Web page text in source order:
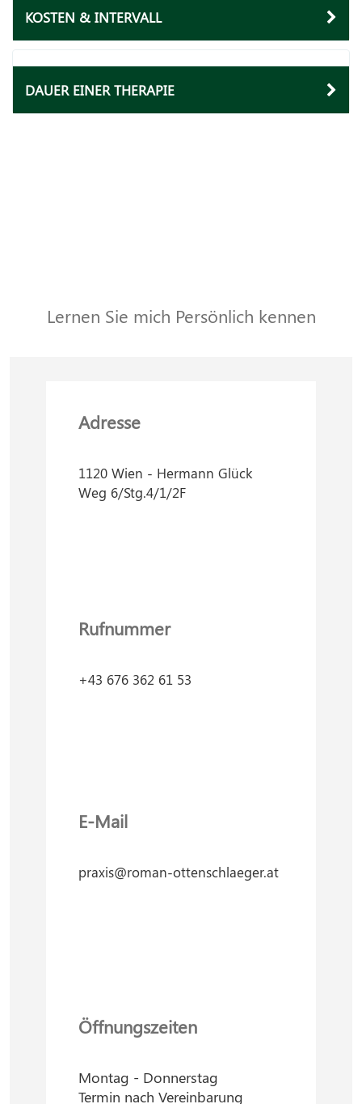
KOSTEN & INTERVALL
DAUER EINER THERAPIE
Lernen Sie mich Persönlich kennen
Adresse
1120 Wien - Hermann Glück
Weg 6/Stg.4/1/2F
Rufnummer
+43 676 362 61 53
E-Mail
praxis@roman-ottenschlaeger.at
Öffnungszeiten
Montag - Donnerstag
Termin nach Vereinbarung